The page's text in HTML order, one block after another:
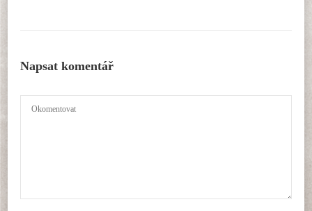
Napsat komentář